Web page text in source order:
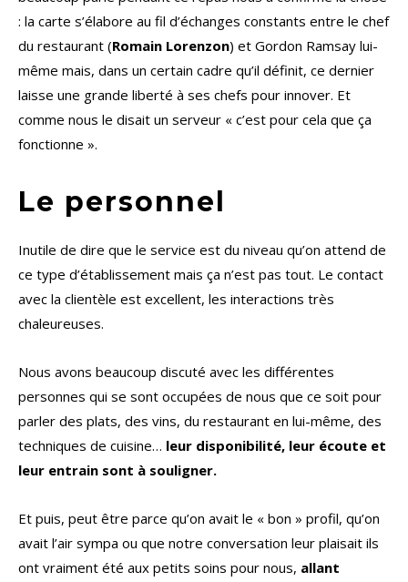
: la carte s’élabore au fil d’échanges constants entre le chef
du restaurant (Romain Lorenzon) et Gordon Ramsay lui-
même mais, dans un certain cadre qu’il définit, ce dernier
laisse une grande liberté à ses chefs pour innover. Et
comme nous le disait un serveur « c’est pour cela que ça
fonctionne ».
Le personnel
Inutile de dire que le service est du niveau qu’on attend de
ce type d’établissement mais ça n’est pas tout. Le contact
avec la clientèle est excellent, les interactions très
chaleureuses.
Nous avons beaucoup discuté avec les différentes
personnes qui se sont occupées de nous que ce soit pour
parler des plats, des vins, du restaurant en lui-même, des
techniques de cuisine… leur disponibilité, leur écoute et
leur entrain sont à souligner.
Et puis, peut être parce qu’on avait le « bon » profil, qu’on
avait l’air sympa ou que notre conversation leur plaisait ils
ont vraiment été aux petits soins pour nous, allant